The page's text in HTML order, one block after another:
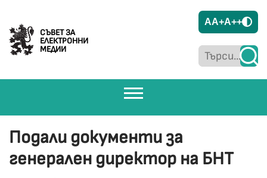
СЪВЕТ ЗА
ЕЛЕКТРОННИ
МЕДИИ
AA+A++
Подали документи за
генерален директор на БНТ